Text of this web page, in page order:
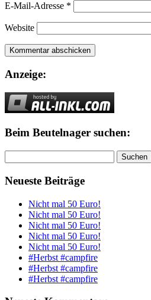
E-Mail-Adresse *
Website
Anzeige:
Beim Beutelnager suchen:
nach:
Neueste Beiträge
Nicht mal 50 Euro!
Nicht mal 50 Euro!
Nicht mal 50 Euro!
Nicht mal 50 Euro!
Nicht mal 50 Euro!
#Herbst #campfire
#Herbst #campfire
#Herbst #campfire